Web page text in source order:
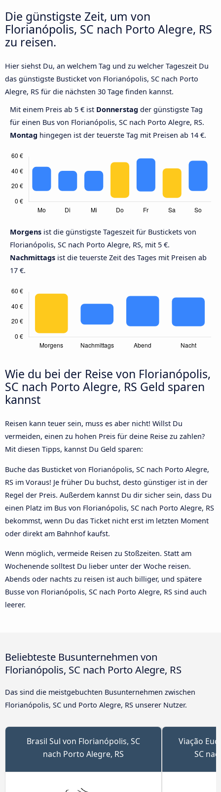
Die günstigste Zeit, um von
Florianópolis, SC nach Porto Alegre, RS
zu reisen.
Hier siehst Du, an welchem Tag und zu welcher Tageszeit Du
das günstigste Busticket von Florianópolis, SC nach Porto
Alegre, RS für die nächsten 30 Tage finden kannst.
Mit einem Preis ab 5 € ist Donnerstag der günstigste Tag
für einen Bus von Florianópolis, SC nach Porto Alegre, RS.
Montag hingegen ist der teuerste Tag mit Preisen ab 14 €.
Morgens ist die günstigste Tageszeit für Bustickets von
Florianópolis, SC nach Porto Alegre, RS, mit 5 €.
Nachmittags ist die teuerste Zeit des Tages mit Preisen ab
17 €.
Wie du bei der Reise von Florianópolis,
SC nach Porto Alegre, RS Geld sparen
kannst
Reisen kann teuer sein, muss es aber nicht! Willst Du
vermeiden, einen zu hohen Preis für deine Reise zu zahlen?
Mit diesen Tipps, kannst Du Geld sparen:
Buche das Busticket von Florianópolis, SC nach Porto Alegre,
RS im Voraus! Je früher Du buchst, desto günstiger ist in der
Regel der Preis. Außerdem kannst Du dir sicher sein, dass Du
einen Platz im Bus von Florianópolis, SC nach Porto Alegre, RS
bekommst, wenn Du das Ticket nicht erst im letzten Moment
oder direkt am Bahnhof kaufst.
Wenn möglich, vermeide Reisen zu Stoßzeiten. Statt am
Wochenende solltest Du lieber unter der Woche reisen.
Abends oder nachts zu reisen ist auch billiger, und spätere
Busse von Florianópolis, SC nach Porto Alegre, RS sind auch
leerer.
Beliebteste Busunternehmen von
Florianópolis, SC nach Porto Alegre, RS
Das sind die meistgebuchten Busunternehmen zwischen
Florianópolis, SC und Porto Alegre, RS unserer Nutzer.
Brasil Sul von Florianópolis, SC
nach Porto Alegre, RS
Viação
SC